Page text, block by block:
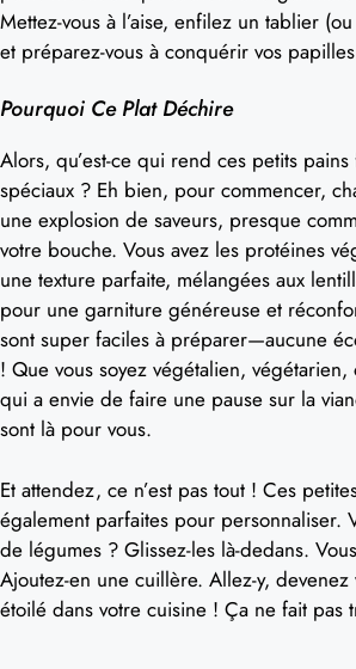
Mettez-vous à l’aise, enfilez un tablier
et préparez-vous à conquérir vos
Pourquoi Ce Plat Déchire
Alors, qu’est-ce qui rend ces petits
spéciaux ? Eh bien, pour commencer,
une explosion de saveurs, presque
votre bouche. Vous avez les protéines
une texture parfaite, mélangées aux
pour une garniture généreuse et
sont super faciles à préparer—aucune
! Que vous soyez végétalien, végétarien,
qui a envie de faire une pause sur la
sont là pour vous.
Et attendez, ce n’est pas tout ! Ces
également parfaites pour personnaliser.
de légumes ? Glissez-les là-dedans.
Ajoutez-en une cuillère. Allez-y,
étoilé dans votre cuisine ! Ça ne fait pas